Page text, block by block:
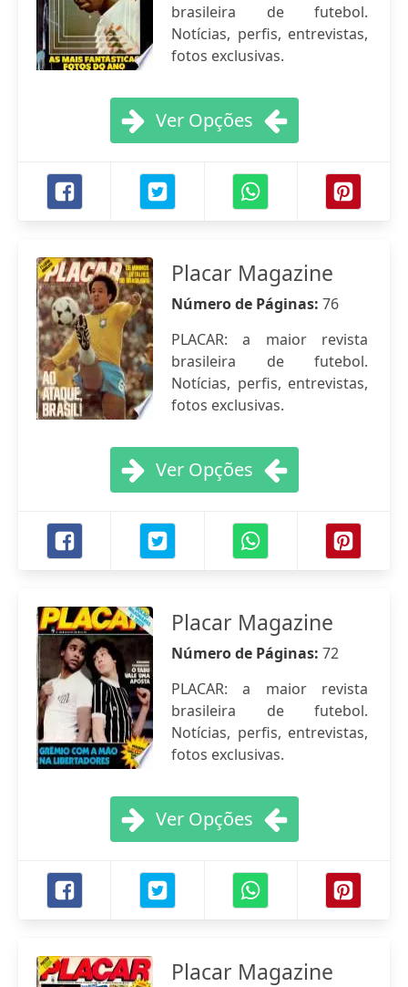
brasileira de futebol.
Notícias, perfis, entrevistas,
fotos exclusivas.
Ver Opções
Placar Magazine
Número de Páginas: 76
PLACAR: a maior revista
brasileira de futebol.
Notícias, perfis, entrevistas,
fotos exclusivas.
Ver Opções
Placar Magazine
Número de Páginas: 72
PLACAR: a maior revista
brasileira de futebol.
Notícias, perfis, entrevistas,
fotos exclusivas.
Ver Opções
Placar Magazine